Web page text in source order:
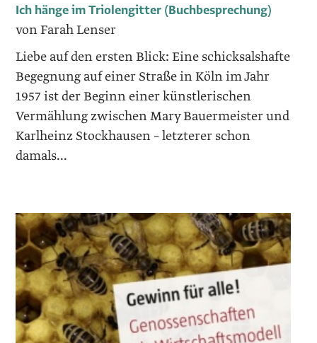
Ich hänge im Triolengitter (Buchbesprechung)
von Farah Lenser
Liebe auf den ersten Blick: Eine schicksalshafte
Begegnung auf einer Straße in Köln im Jahr
1957 ist der Beginn einer künstlerischen
Vermählung zwischen Mary Bauermeister und
Karlheinz Stockhausen – letzterer schon
damals...